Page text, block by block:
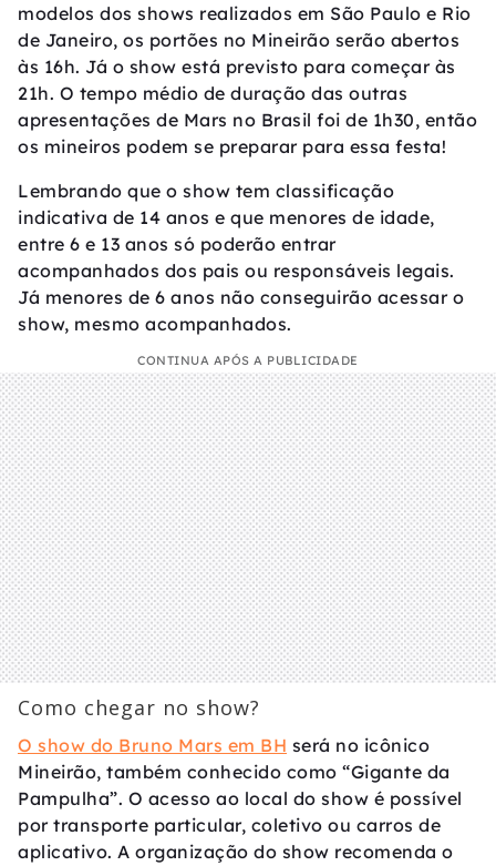
modelos dos shows realizados em São Paulo e Rio
de Janeiro, os portões no Mineirão serão abertos
às 16h. Já o show está previsto para começar às
21h. O tempo médio de duração das outras
apresentações de Mars no Brasil foi de 1h30, então
os mineiros podem se preparar para essa festa!
Lembrando que o show tem classificação
indicativa de 14 anos e que menores de idade,
entre 6 e 13 anos só poderão entrar
acompanhados dos pais ou responsáveis legais.
Já menores de 6 anos não conseguirão acessar o
show, mesmo acompanhados.
CONTINUA APÓS A PUBLICIDADE
Como chegar no show?
O show do Bruno Mars em BH será no icônico
Mineirão, também conhecido como “Gigante da
Pampulha”. O acesso ao local do show é possível
por transporte particular, coletivo ou carros de
aplicativo. A organização do show recomenda o